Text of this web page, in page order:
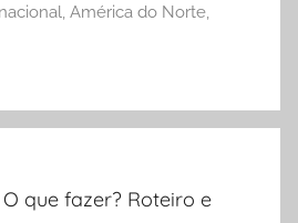
, América do Norte,
que fazer? Roteiro e